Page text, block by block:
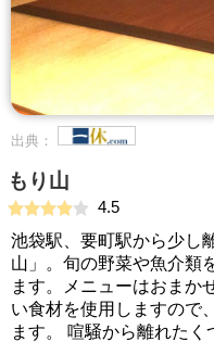
出典：
もり山
4.5
池袋駅、要町駅から少し
山」。旬の野菜や魚介類
ます。メニューはおまか
い食材を使用しますので
ます。 喧騒から離れた